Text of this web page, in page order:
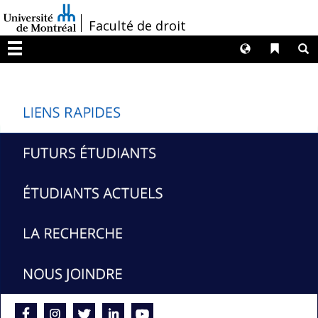
au
contenu
/Faculté de droit
Menu
Liens
Langues